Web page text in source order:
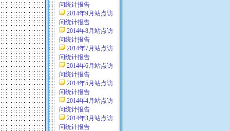
问统计报告
2014年9月站点访
问统计报告
2014年8月站点访
问统计报告
2014年7月站点访
问统计报告
2014年6月站点访
问统计报告
2014年5月站点访
问统计报告
2014年4月站点访
问统计报告
2014年3月站点访
问统计报告